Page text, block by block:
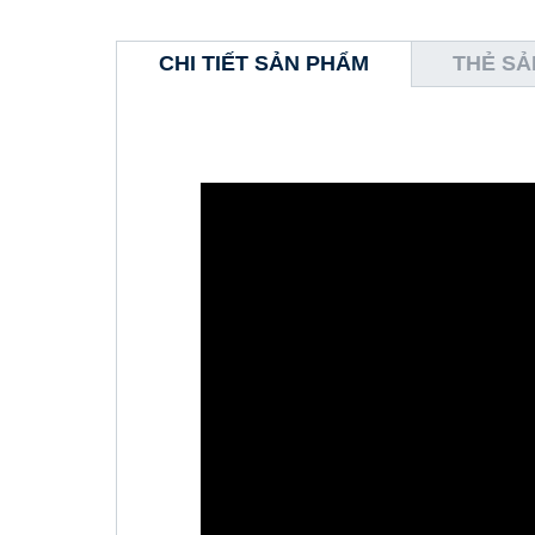
CHI TIẾT SẢN PHẨM THẺ